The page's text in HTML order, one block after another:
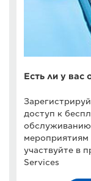
Есть ли у вас
доступ к
участвуйте в
Services